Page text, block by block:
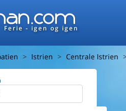
Ferie - igen og igen
Istrien Centrale Istrien